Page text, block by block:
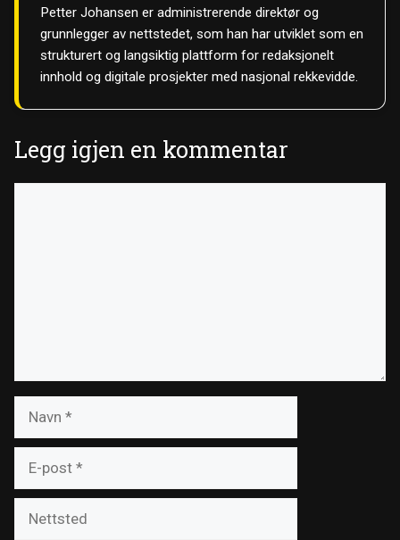
Petter Johansen er administrerende direktør og
grunnlegger av nettstedet, som han har utviklet som en
strukturert og langsiktig plattform for redaksjonelt
innhold og digitale prosjekter med nasjonal rekkevidde.
Legg igjen en kommentar
post